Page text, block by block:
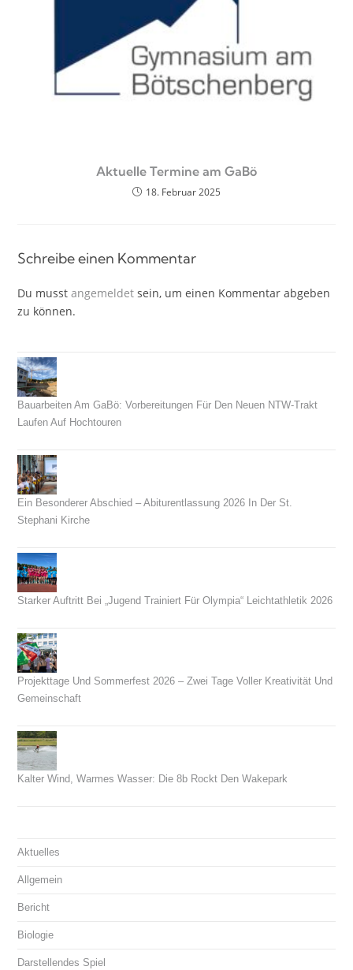
Aktuelle Termine am GaBö
18. Februar 2025
Schreibe einen Kommentar
Du musstangemeldet sein, um einen Kommentar abgeben
zu können.
Bauarbeiten Am GaBö: Vorbereitungen Für Den Neuen NTW-Trakt
Laufen Auf Hochtouren
Ein Besonderer Abschied – Abiturentlassung 2026 In Der St.
Stephani Kirche
Starker Auftritt Bei „Jugend Trainiert Für Olympia“ Leichtathletik 2026
Projekttage Und Sommerfest 2026 – Zwei Tage Voller Kreativität Und
Gemeinschaft
Kalter Wind, Warmes Wasser: Die 8b Rockt Den Wakepark
Aktuelles
Allgemein
Bericht
Biologie
Darstellendes Spiel